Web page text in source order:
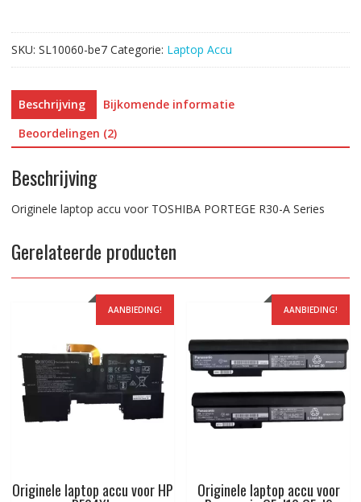
Series
aantal
SKU: SL10060-be7 Categorie: Laptop Accu
Beschrijving
Bijkomende informatie
Beoordelingen (2)
Beschrijving
Originele laptop accu voor TOSHIBA PORTEGE R30-A Series
Gerelateerde producten
AANBIEDING!
Originele laptop accu voor HP
AANBIEDING!
Originele laptop accu voor